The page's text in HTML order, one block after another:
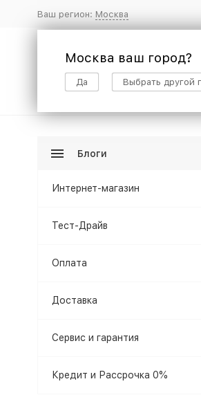
Ваш регион: Москва
Москва ваш город?
Да Выбрать другой
Блоги
Интернет-магазин
Тест-Драйв
Оплата
Доставка
Сервис и гарантия
Кредит и Рассрочка 0%